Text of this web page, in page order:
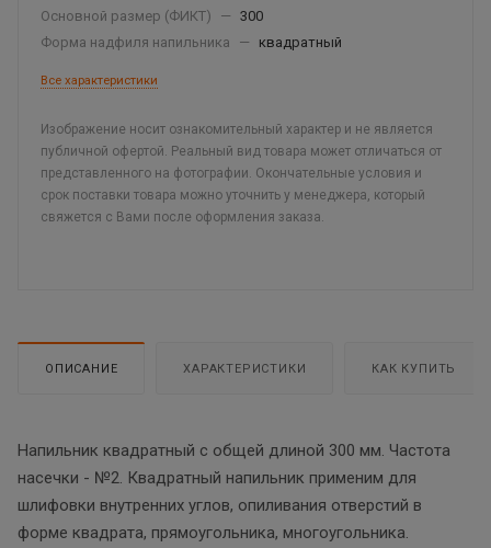
Основной размер (ФИКТ)
— 300
Форма надфиля напильника
— квадратный
Все характеристики
Изображение носит ознакомительный характер и не является
публичной офертой. Реальный вид товара может отличаться от
представленного на фотографии. Окончательные условия и
срок поставки товара можно уточнить у менеджера, который
свяжется с Вами после оформления заказа.
ОПИСАНИЕ ХАРАКТЕРИСТИКИ КАК КУПИТЬ
Напильник квадратный с общей длиной 300 мм. Частота
насечки - №2. Квадратный напильник применим для
шлифовки внутренних углов, опиливания отверстий в
форме квадрата, прямоугольника, многоугольника.